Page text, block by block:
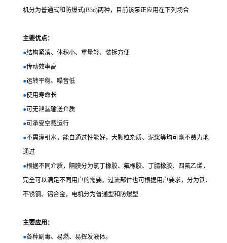
机分为普通式和防爆式(B3d)两种，目前该泵正应用在下列场合
主要优点：
●结构紧凑、体积小、重量轻、装拆方便
●传动效率高
●运转平稳、噪音低
●使用寿命长
●可无泄漏输送介质
●可承受空载运行
●不需灌引水，能自通过性能好，大颗粒杂质、泥浆等均可毫不费力地
通过
●根据不同介质，隔膜分为氯丁橡胶、氟橡胶、丁腈橡胶、四氟乙烯，
完全可以满足不同用户的需要。过流部件也可根据用户要求，分为铁、
不锈钢、铝合金，电机分为普通型和防爆型
主要应用：
●各种剧毒、易燃、易挥发液体。